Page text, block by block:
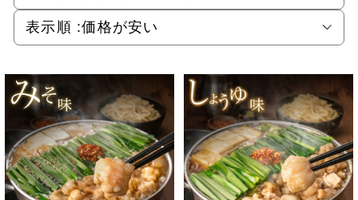
表示順 :価格が安い